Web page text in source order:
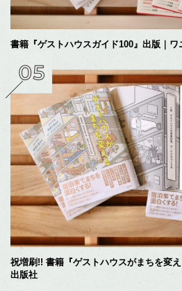
書籍『ゲストハウスガイド100』出版｜ワ
祝増刷!! 書籍『ゲストハウスがまちを変
出版社